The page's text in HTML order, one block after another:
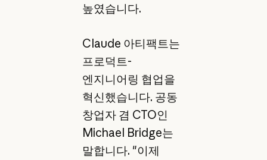
높였습니다.
Claude 아티팩트는
프로덕트-
엔지니어링 협업을
혁신했습니다. 공동
창업자 겸 CTO인
Michael Bridge는
말합니다. "이제